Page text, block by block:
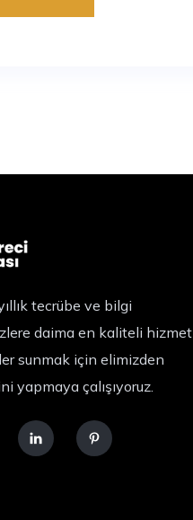
tecrübe ve bilgi
daima en kaliteli hizmet
sunmak için elimizden
yapmaya çalışıyoruz.